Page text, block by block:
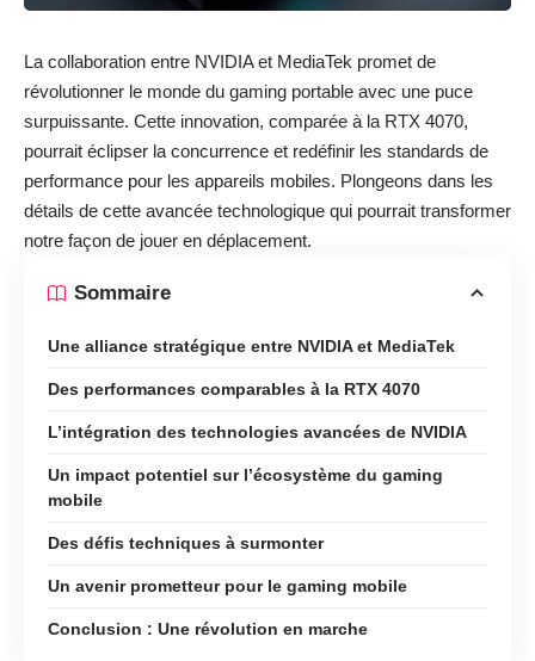
La collaboration entre NVIDIA et MediaTek promet de
révolutionner le monde du gaming portable avec une puce
surpuissante. Cette innovation, comparée à la RTX 4070,
pourrait éclipser la concurrence et redéfinir les standards de
performance pour les appareils mobiles. Plongeons dans les
détails de cette avancée technologique qui pourrait transformer
notre façon de jouer en déplacement.
Sommaire
Une alliance stratégique entre NVIDIA et MediaTek
Des performances comparables à la RTX 4070
L’intégration des technologies avancées de NVIDIA
Un impact potentiel sur l’écosystème du gaming
mobile
Des défis techniques à surmonter
Un avenir prometteur pour le gaming mobile
Conclusion : Une révolution en marche